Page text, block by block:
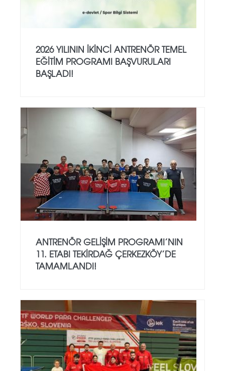
2026 YILININ İKINCI ANTRENÖR TEMEL
EĞITIM PROGRAMI BAŞVURULARI
BAŞLADI!
ANTRENÖR GELIŞIM PROGRAMI’NIN
11. ETABI TEKIRDAĞ ÇERKEZKÖY’DE
TAMAMLANDI!